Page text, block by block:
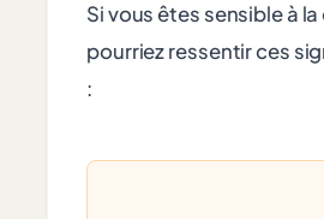
Si vous êtes sensible à
pourriez ressentir ces
: